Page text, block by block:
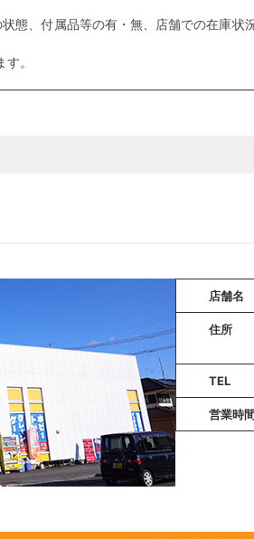
態、付属品等の有・無、店舗での在庫
。
店舗名
住所
TEL
営業時